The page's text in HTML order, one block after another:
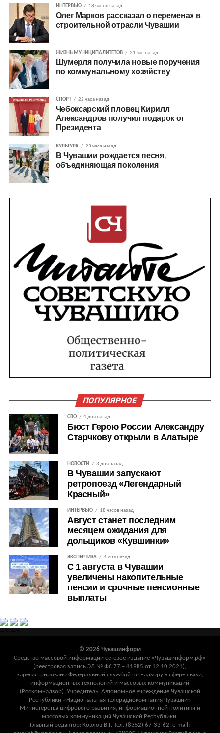
ИНТЕРВЬЮ 18 часов назад
Олег Марков рассказал о переменах в
строительной отрасли Чувашии
ЖИЗНЬ МУНИЦИПАЛИТЕТОВ 21 час назад
Шумерля получила новые поручения
по коммунальному хозяйству
СПОРТ 22 часа назад
Чебоксарский пловец Кирилл
Александров получил подарок от
Президента
КУЛЬТУРА 23 часа назад
В Чувашии рождается песня,
объединяющая поколения
ПОПУЛЯРНОЕ
СВО 4 дня назад
Бюст Герою России Александру
Старчкову открыли в Алатыре
НОВОСТИ 3 дня назад
В Чувашии запускают
ретропоезд «Легендарный
Красный»
ИНТЕРВЬЮ 18 часов назад
Август станет последним
месяцем ожидания для
дольщиков «Кувшинки»
ЭКСПЕРТИЗА 4 дня назад
С 1 августа в Чувашии
увеличены накопительные
пенсии и срочные пенсионные
выплаты
© 2026 Чувашинформ
Средство массовой информации сетевое издание «Чувашинформ.рф»
(реестровая запись ЭЛ № ФС 77 – 81985 от 12.10.2021),
зарегистрировано Федеральной службой по надзору в сфере связи,
информационных технологий и массовых коммуникаций
(Роскомнадзор). Учредитель: Автономное учреждение Чувашской
Республики «Национальная телерадиокомпания Чувашии»
Министерства цифрового развития, информационной политики и
массовых коммуникаций Чувашской Республики.
Главный редактор: Козлов В.Г. Тел. (8352) 67-33-62, e-mail: